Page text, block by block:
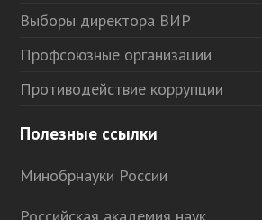
Выборы директора ВИР
Профсоюзные организации
Противодействие коррупции
Полезные ссылки
Минобрнауки России